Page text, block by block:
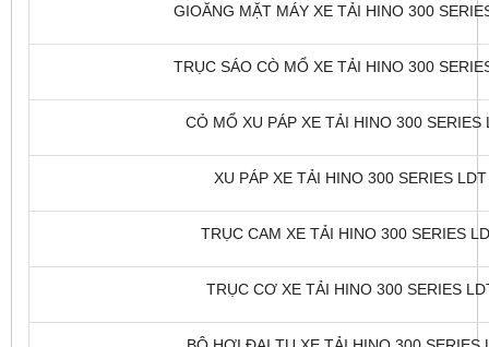
GIOĂNG MẶT MÁY XE TẢI HINO 300
TRỤC SÁO CÒ MỔ XE TẢI HINO 300
CỎ MỔ XU PÁP XE TẢI HINO 300
XU PÁP XE TẢI HINO 300 SERIES
TRỤC CAM XE TẢI HINO 300 SERIES
TRỤC CƠ XE TẢI HINO 300 SERIES